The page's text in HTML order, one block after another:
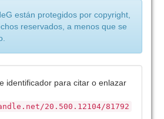
están protegidos por copyright,
reservados, a menos que se
identificador para citar o enlazar
20.500.12104/81792